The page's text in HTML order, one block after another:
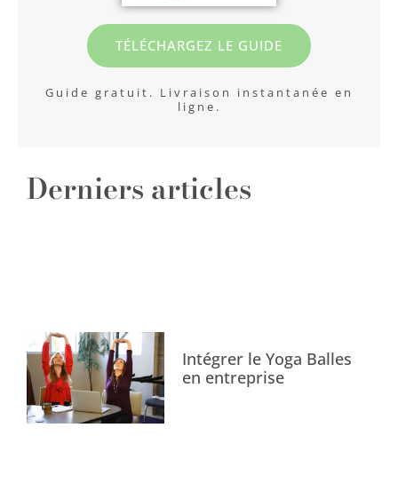
TÉLÉCHARGEZ LE GUIDE
Guide gratuit. Livraison instantanée en
ligne.
Derniers articles
Intégrer le Yoga Balles
en entreprise